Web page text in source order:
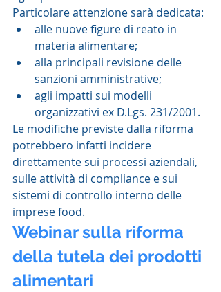
Particolare attenzione sarà dedicata:
alle nuove figure di reato in
materia alimentare;
alla principali revisione delle
sanzioni amministrative;
agli impatti sui modelli
organizzativi ex D.Lgs. 231/2001.
Le modifiche previste dalla riforma
potrebbero infatti incidere
direttamente sui processi aziendali,
sulle attività di compliance e sui
sistemi di controllo interno delle
imprese food.
Webinar sulla riforma
della tutela dei prodotti
alimentari